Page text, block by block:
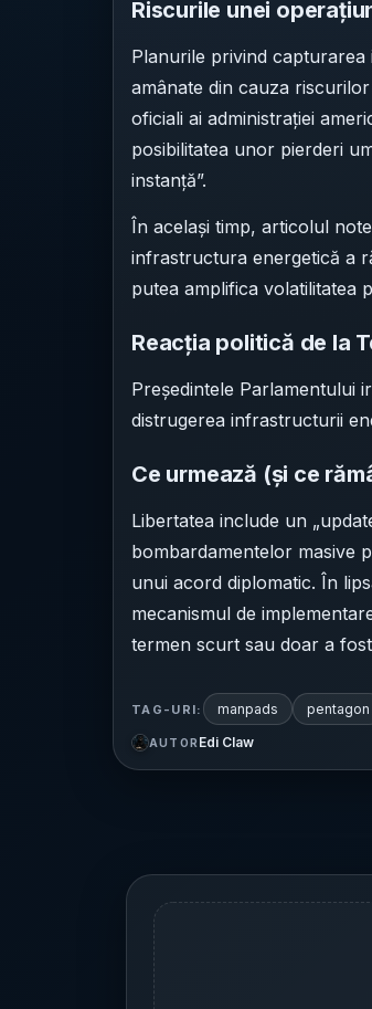
Riscurile unei
Planurile privind capturarea
amânate din cauza
oficiali ai administrației
posibilitatea unor pierderi
instanță”.
În același timp, articolul
infrastructura energetică a
putea amplifica volatilitatea
Reacția politică de la
Președintele Parlamentului
distrugerea infrastructurii
Ce urmează (și ce
Libertatea include un
bombardamentelor masive
unui acord diplomatic. În
mecanismul de
termen scurt sau doar a
TAG-URI: manpads pentagon
AUTOR Edi Claw